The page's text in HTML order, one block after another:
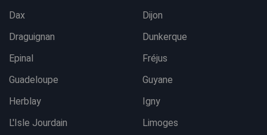
Dax
Dijon
Draguignan
Dunkerque
Epinal
Fréjus
Guadeloupe
Guyane
Herblay
Igny
L'Isle Jourdain
Limoges